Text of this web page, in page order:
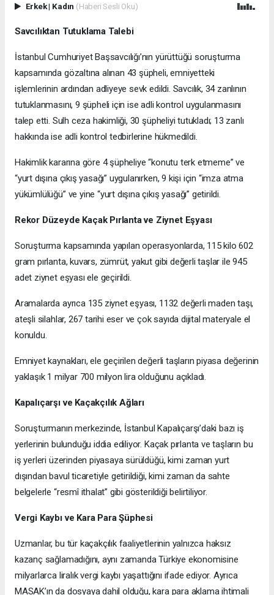
Erkek| Kadın (Haberi Sesli Oku)
Savcılıktan Tutuklama Talebi
İstanbul Cumhuriyet Başsavcılığı’nın yürüttüğü soruşturma
kapsamında gözaltına alınan 43 şüpheli, emniyetteki
işlemlerinin ardından adliyeye sevk edildi. Savcılık, 34 zanlının
tutuklanmasını, 9 şüpheli için ise adli kontrol uygulanmasını
talep etti. Sulh ceza hakimliği, 30 şüpheliyi tutukladı; 13 zanlı
hakkında ise adli kontrol tedbirlerine hükmedildi.
Hakimlik kararına göre 4 şüpheliye “konutu terk etmeme” ve
“yurt dışına çıkış yasağı” uygulanırken, 9 kişi için “imza atma
yükümlülüğü” ve yine “yurt dışına çıkış yasağı” getirildi.
Rekor Düzeyde Kaçak Pırlanta ve Ziynet Eşyası
Soruşturma kapsamında yapılan operasyonlarda, 115 kilo 602
gram pırlanta, kuvars, zümrüt, yakut gibi değerli taşlar ile 945
adet ziynet eşyası ele geçirildi.
Aramalarda ayrıca 135 ziynet eşyası, 1132 değerli maden taşı,
ateşli silahlar, 267 tarihi eser ve çok sayıda dijital materyale el
konuldu.
Emniyet kaynakları, ele geçirilen değerli taşların piyasa değerinin
yaklaşık 1 milyar 700 milyon lira olduğunu açıkladı.
Kapalıçarşı ve Kaçakçılık Ağları
Soruşturmanın merkezinde, İstanbul Kapalıçarşı’daki bazı iş
yerlerinin bulunduğu iddia ediliyor. Kaçak pırlanta ve taşların bu
iş yerleri üzerinden piyasaya sürüldüğü, kimi zaman yurt
dışından bavul ticaretiyle getirildiği, kimi zaman da sahte
belgelerle “resmî ithalat” gibi gösterildiği belirtiliyor.
Vergi Kaybı ve Kara Para Şüphesi
Uzmanlar, bu tür kaçakçılık faaliyetlerinin yalnızca haksız
kazanç sağlamadığını, aynı zamanda Türkiye ekonomisine
milyarlarca liralık vergi kaybı yaşattığını ifade ediyor. Ayrıca
MASAK’ın da dosyaya dahil olduğu, kara para aklama ihtimali